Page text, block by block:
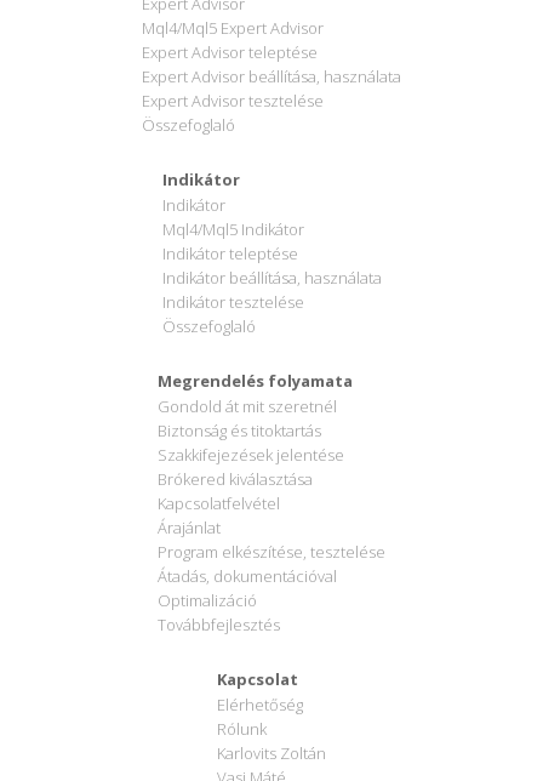
Mql4/Mql5 Expert Advisor
Expert Advisor teleptése
Expert Advisor beállítása, használata
Expert Advisor tesztelése
Összefoglaló
Indikátor
Indikátor
Mql4/Mql5 Indikátor
Indikátor teleptése
Indikátor beállítása, használata
Indikátor tesztelése
Összefoglaló
Megrendelés folyamata
Gondold át mit szeretnél
Biztonság és titoktartás
Szakkifejezések jelentése
Brókered kiválasztása
Kapcsolatfelvétel
Árajánlat
Program elkészítése, tesztelése
Átadás, dokumentációval
Optimalizáció
Továbbfejlesztés
Kapcsolat
Elérhetőség
Rólunk
Karlovits Zoltán